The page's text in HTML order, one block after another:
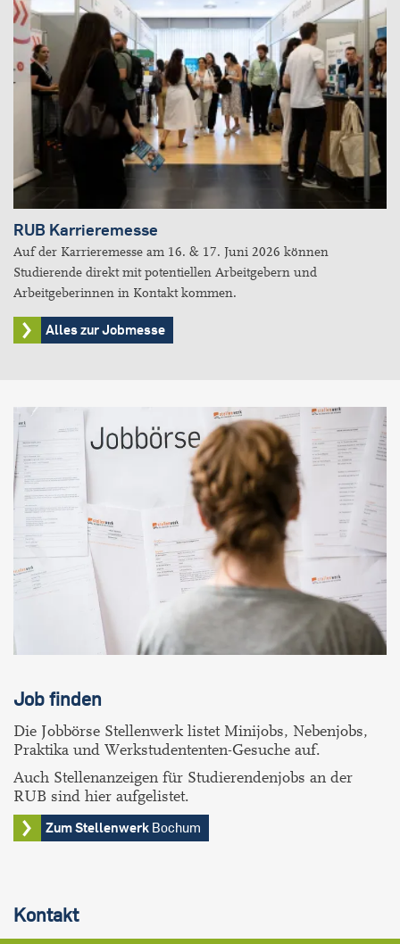
RUB Karrieremesse
Auf der Karrieremesse am 16. & 17. Juni 2026 können
Studierende direkt mit potentiellen Arbeitgebern und
Arbeitgeberinnen in Kontakt kommen.
Alles zur Jobmesse
Job finden
Die Jobbörse Stellenwerk listet Minijobs, Nebenjobs,
Praktika und Werkstudententen-Gesuche auf.
Auch Stellenanzeigen für Studierendenjobs an der
RUB sind hier aufgelistet.
Zum Stellenwerk Bochum
Kontakt